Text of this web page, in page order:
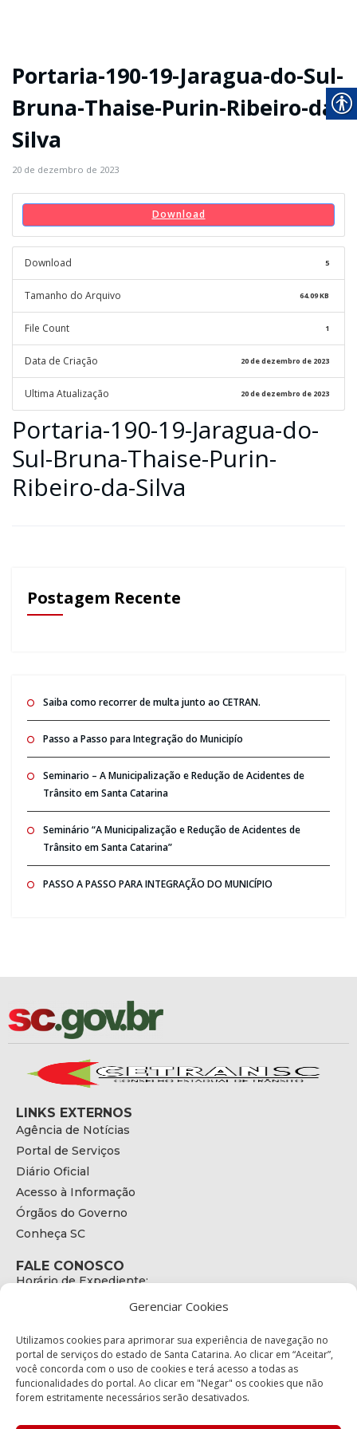
Gerenciar Cookies
Utilizamos cookies para aprimorar sua experiência de navegação no
portal de serviços do estado de Santa Catarina. Ao clicar em “Aceitar”,
você concorda com o uso de cookies e terá acesso a todas as
funcionalidades do portal. Ao clicar em "Negar" os cookies que não
forem estritamente necessários serão desativados.
Portaria-190-19-Jaragua-do-Sul-
Bruna-Thaise-Purin-Ribeiro-da-
Silva
20 de dezembro de 2023
Download
Download 5
Tamanho do Arquivo 64.09 KB
File Count 1
Data de Criação 20 de dezembro de 2023
Ultima Atualização 20 de dezembro de 2023
Portaria-190-19-Jaragua-do-
Sul-Bruna-Thaise-Purin-
Ribeiro-da-Silva
Postagem Recente
Saiba como recorrer de multa junto ao CETRAN.
Passo a Passo para Integração do Municipío
Seminario – A Municipalização e Redução de Acidentes de
Trânsito em Santa Catarina
Seminário “A Municipalização e Redução de Acidentes de
Trânsito em Santa Catarina”
PASSO A PASSO PARA INTEGRAÇÃO DO MUNICÍPIO
LINKS EXTERNOS
Agência de Notícias
Portal de Serviços
Diário Oficial
Acesso à Informação
Órgãos do Governo
Conheça SC
FALE CONOSCO
Horário de Expediente:
E-mail:
secretariaexecutiva@cetran.sc.gov.br
ENDEREÇO
Endereço:
Bairro: